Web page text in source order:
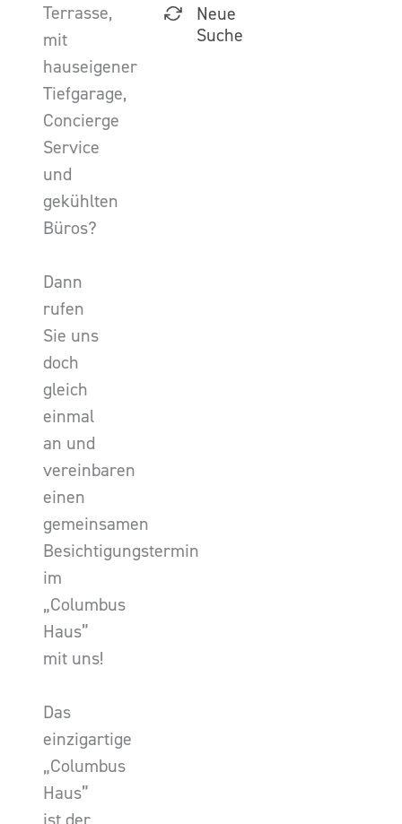
Terrasse,
mit
hauseigener
Tiefgarage,
Concierge
Service
und
gekühlten
Büros?
Dann
rufen
Sie uns
doch
gleich
einmal
an und
vereinbaren
einen
gemeinsamen
Besichtigungstermin
im
„Columbus
Haus”
mit uns!
Das
einzigartige
„Columbus
Haus”
Neue
Suche